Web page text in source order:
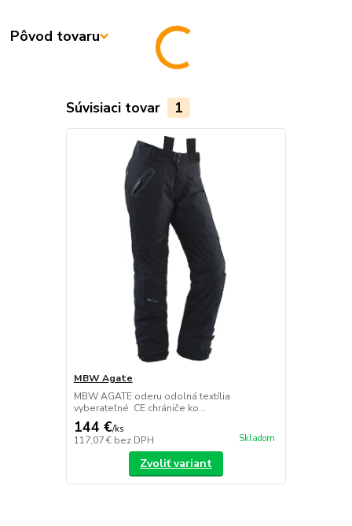
Pôvod tovaru
Súvisiaci tovar 1
MBW Agate
MBW AGATE oderu odolná textília
vyberateľné CE chrániče ko...
144 €/ks
117,07 € bez DPH Skladom
Zvoliť variant